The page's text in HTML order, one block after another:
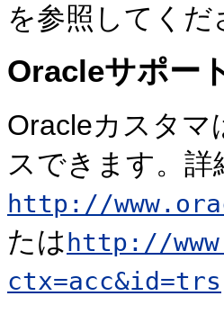
を参照してくだ
Oracleサポー
Oracleカスタマ
スできます。詳
http://
たはhttp://
ctx=acc&id=trs